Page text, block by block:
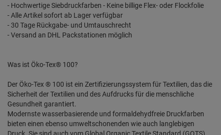
- Hochwertige Siebdruckfarben - Keine billige Flex- oder Flockfolie
- Alle Artikel sofort ab Lager verfügbar
- 30 Tage Rückgabe- und Umtauschrecht
- Versand an DHL Packstationen möglich
Was ist Öko-Tex® 100?
Der Öko-Tex ® 100 ist ein Zertifizierungssystem für Textilien, das die
Sicherheit der Textilien und des Aufdrucks für die menschliche
Gesundheit garantiert.
Modernste wasserbasierende und formaldehydfreie Druckfarben
bieten einen ebenso umweltschonenden wie auch langlebigen
Druck. Sie sind auch vom Global Organic Textile Standard (GOTS)